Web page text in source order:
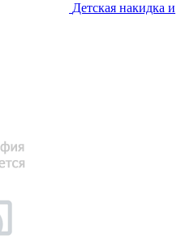
Детская накидка и